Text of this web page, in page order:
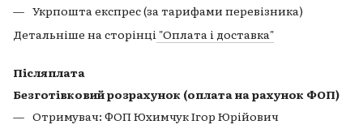
Укрпошта експрес (за тарифами перевізника)
Детальніше на сторінці "Оплата і доставка"
Післяплата
Безготівковий розрахунок (оплата на рахунок ФОП)
Отримувач: ФОП Юхимчук Ігор Юрійович